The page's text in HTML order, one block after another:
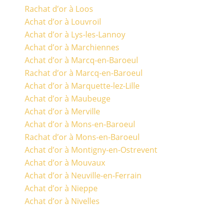
Rachat d’or à Loos
Achat d’or à Louvroil
Achat d’or à Lys-les-Lannoy
Achat d’or à Marchiennes
Achat d’or à Marcq-en-Baroeul
Rachat d’or à Marcq-en-Baroeul
Achat d’or à Marquette-lez-Lille
Achat d’or à Maubeuge
Achat d’or à Merville
Achat d’or à Mons-en-Baroeul
Rachat d’or à Mons-en-Baroeul
Achat d’or à Montigny-en-Ostrevent
Achat d’or à Mouvaux
Achat d’or à Neuville-en-Ferrain
Achat d’or à Nieppe
Achat d’or à Nivelles